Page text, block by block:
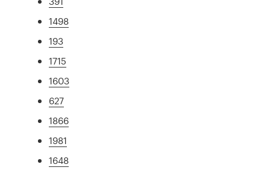
1498
193
1715
1603
627
1866
1981
1648